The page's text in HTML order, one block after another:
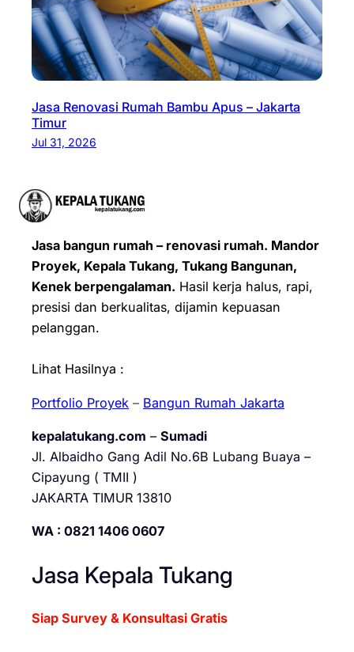
Jasa Renovasi Rumah Bambu Apus – Jakarta
Timur
Jul 31, 2026
Jasa bangun rumah – renovasi rumah. Mandor
Proyek, Kepala Tukang, Tukang Bangunan,
Kenek berpengalaman. Hasil kerja halus, rapi,
presisi dan berkualitas, dijamin kepuasan
pelanggan.
Lihat Hasilnya :
Portfolio Proyek – Bangun Rumah Jakarta
kepalatukang.com – Sumadi
Jl. Albaidho Gang Adil No.6B Lubang Buaya –
Cipayung ( TMII )
JAKARTA TIMUR 13810
WA : 0821 1406 0607
Jasa Kepala Tukang
Siap Survey & Konsultasi Gratis